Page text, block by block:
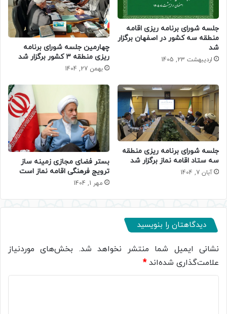
جلسه شورای برنامه ریزی اقامه
منطقه سه کشور در اصفهان برگزار
شد
اردیبهشت 23, 1405
چهارمین جلسه شورای برنامه
ریزی منطقه ۳ کشور برگزار شد
بهمن 27, 1404
جلسه شورای برنامه ریزی منطقه
سه ستاد اقامه نماز برگزار شد
آبان 7, 1404
بستر فضای مجازی زمینه ساز
ترویج فرهنگی اقامه نماز است
مهر 1, 1404
دیدگاهتان را بنویسید
نشانی ایمیل شما منتشر نخواهد شد. بخش‌های موردنیاز
علامت‌گذاری شده‌اند*